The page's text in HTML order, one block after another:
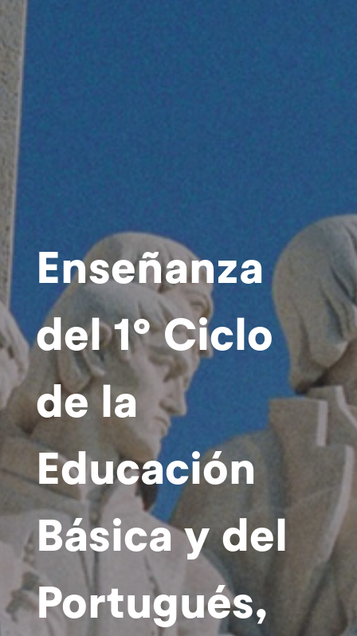
Enseñanza
del 1º Ciclo
de la
Educación
Básica y del
Portugués,